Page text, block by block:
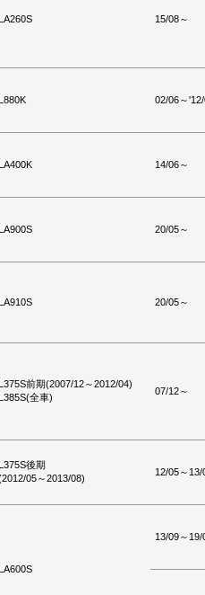
LA260S 15/08～
L880K 02/06～
LA400K 14/06～
LA900S 20/05～
LA910S 20/05～
L375S前期(2007/12～2012/04)
L385S(全車)
07/12～
L375S後期
05～2013/08)
12/05～13/
LA600S
13/09～19/